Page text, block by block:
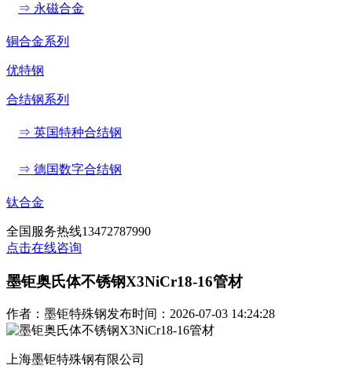
⇒ 永磁合金
铜合金系列
优特钢
合结钢系列
⇒ 英国特种合结钢
⇒ 德国数字合结钢
钛合金
全国服务热线13472787990
点击在线咨询
墨钜奥氏体不锈钢X3NiCr18-16管材
作者：墨钜特殊钢发布时间：2026-07-03 14:24:28
上海墨钜特殊钢有限公司